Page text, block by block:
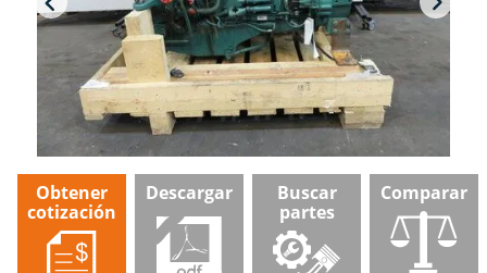
Obtener
cotización
Descargar
Buscar
partes
Comparar